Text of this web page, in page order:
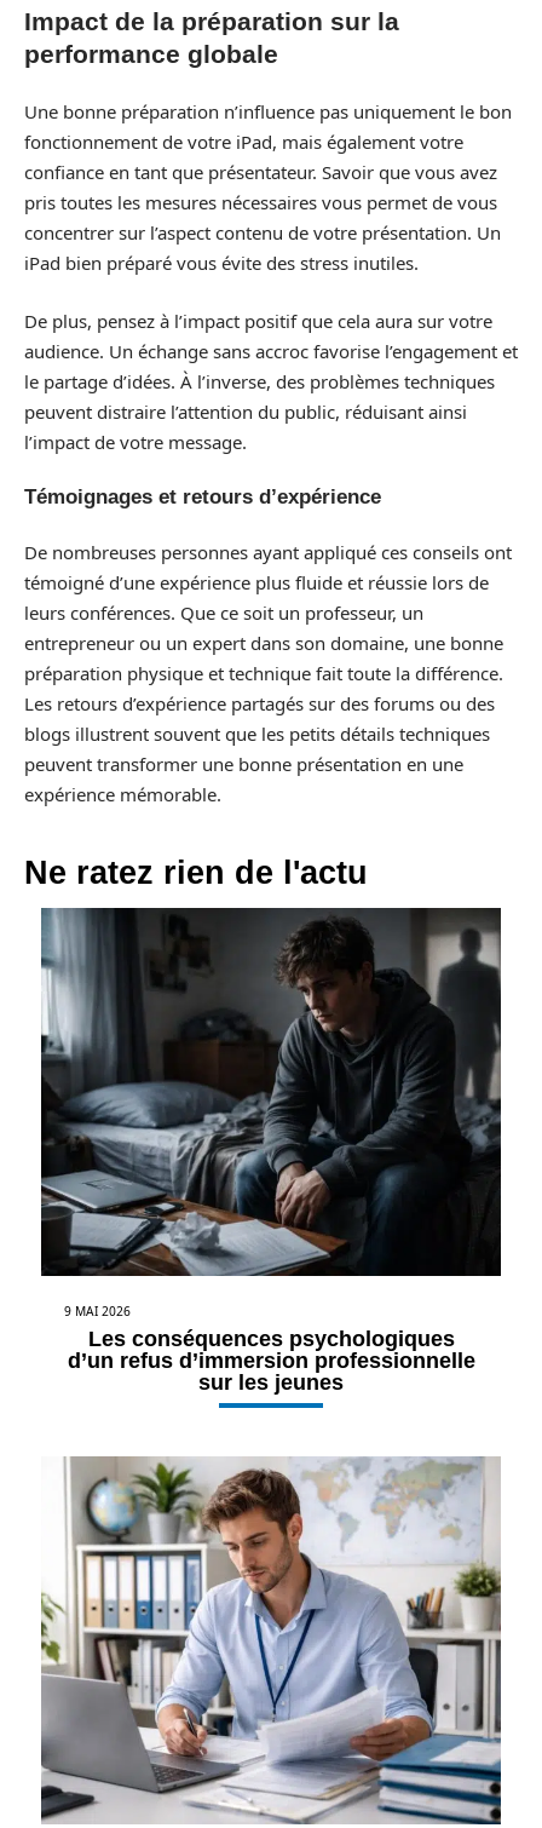
Impact de la préparation sur la
performance globale
Une bonne préparation n’influence pas uniquement le bon
fonctionnement de votre iPad, mais également votre
confiance en tant que présentateur. Savoir que vous avez
pris toutes les mesures nécessaires vous permet de vous
concentrer sur l’aspect contenu de votre présentation. Un
iPad bien préparé vous évite des stress inutiles.
De plus, pensez à l’impact positif que cela aura sur votre
audience. Un échange sans accroc favorise l’engagement et
le partage d’idées. À l’inverse, des problèmes techniques
peuvent distraire l’attention du public, réduisant ainsi
l’impact de votre message.
Témoignages et retours d’expérience
De nombreuses personnes ayant appliqué ces conseils ont
témoigné d’une expérience plus fluide et réussie lors de
leurs conférences. Que ce soit un professeur, un
entrepreneur ou un expert dans son domaine, une bonne
préparation physique et technique fait toute la différence.
Les retours d’expérience partagés sur des forums ou des
blogs illustrent souvent que les petits détails techniques
peuvent transformer une bonne présentation en une
expérience mémorable.
Ne ratez rien de l'actu
9 MAI 2026
Les conséquences psychologiques
d’un refus d’immersion professionnelle
sur les jeunes